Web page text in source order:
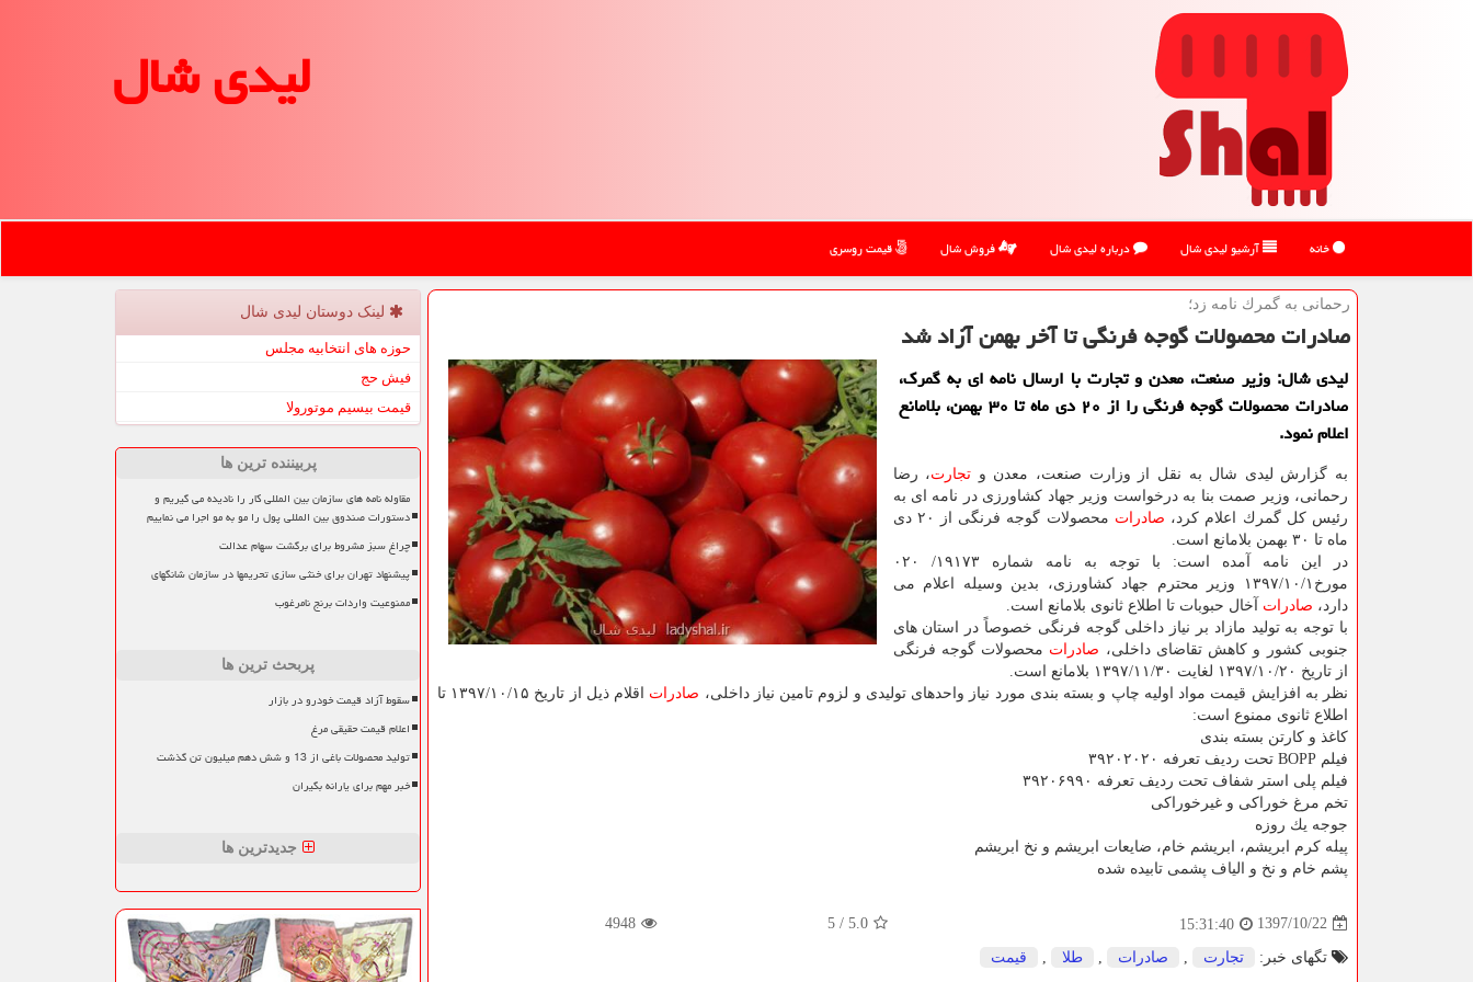
لیدی شال
خانه آرشیو لیدی شال درباره لیدی شال فروش شال قیمت روسری
رحمانی به گمرك نامه زد؛
صادرات محصولات گوجه فرنگی تا آخر بهمن آزاد شد
لیدی شال: وزیر صنعت، معدن و تجارت با ارسال نامه ای به گمرك،
صادرات محصولات گوجه فرنگی را از ۲۰ دی ماه تا ۳۰ بهمن، بلامانع
اعلام نمود.
به گزارش لیدی شال به نقل از وزارت صنعت، معدن و تجارت، رضا
رحمانی، وزیر صمت بنا به درخواست وزیر جهاد كشاورزی در نامه ای به
رئیس كل گمرك اعلام كرد، صادرات
محصولات گوجه فرنگی از ۲۰ دی
ماه تا ۳۰ بهمن بلامانع است.
در این نامه آمده است: با توجه به نامه شماره ۱۹۱۷۳/ ۰۲۰
مورخ۱۳۹۷/۱۰/۱ وزیر محترم جهاد كشاورزی، بدین وسیله اعلام می
دارد، صادرات آخال حبوبات تا اطلاع ثانوی بلامانع است.
با توجه به تولید مازاد بر نیاز داخلی گوجه فرنگی خصوصاً در استان های
جنوبی كشور و كاهش تقاضای داخلی، صادرات محصولات گوجه فرنگی
از تاریخ ۱۳۹۷/۱۰/۲۰ لغایت ۱۳۹۷/۱۱/۳۰ بلامانع است.
نظر به افزایش قیمت مواد اولیه چاپ و بسته بندی مورد نیاز واحدهای تولیدی و لزوم تامین نیاز داخلی، صادرات
اقلام ذیل از تاریخ ۱۳۹۷/۱۰/۱۵ تا
اطلاع ثانوی ممنوع است:
كاغذ و كارتن بسته بندی
فیلم BOPP تحت ردیف تعرفه ۳۹۲۰۲۰۲۰
فیلم پلی استر شفاف تحت ردیف تعرفه ۳۹۲۰۶۹۹۰
تخم مرغ خوراكی و غیرخوراكی
جوجه یك روزه
پیله كرم ابریشم، ابریشم خام، ضایعات ابریشم و نخ ابریشم
پشم خام و نخ و الیاف پشمی تابیده شده
1397/10/22
15:31:40
5.0
/
5
4948
تگهای خبر: تجارت صادرات طلا قیمت
لینک دوستان لیدی شال
حوزه های انتخابیه مجلس
فیش حج
قیمت بیسیم موتورولا
پربیننده ترین ها
مقاوله نامه های سازمان بین المللی کار را نادیده می گیریم و
دستورات صندوق بین المللی پول را مو به مو اجرا می نماییم
چراغ سبز مشروط برای برگشت سهام عدالت
پیشنهاد تهران برای خنثی سازی تحریمها در سازمان شانگهای
ممنوعیت واردات برنج نامرغوب
پربحث ترین ها
سقوط آزاد قیمت خودرو در بازار
اعلام قیمت حقیقی مرغ
تولید محصولات باغی از 13 و شش دهم میلیون تن گذشت
خبر مهم برای یارانه بگیران
جدیدترین ها